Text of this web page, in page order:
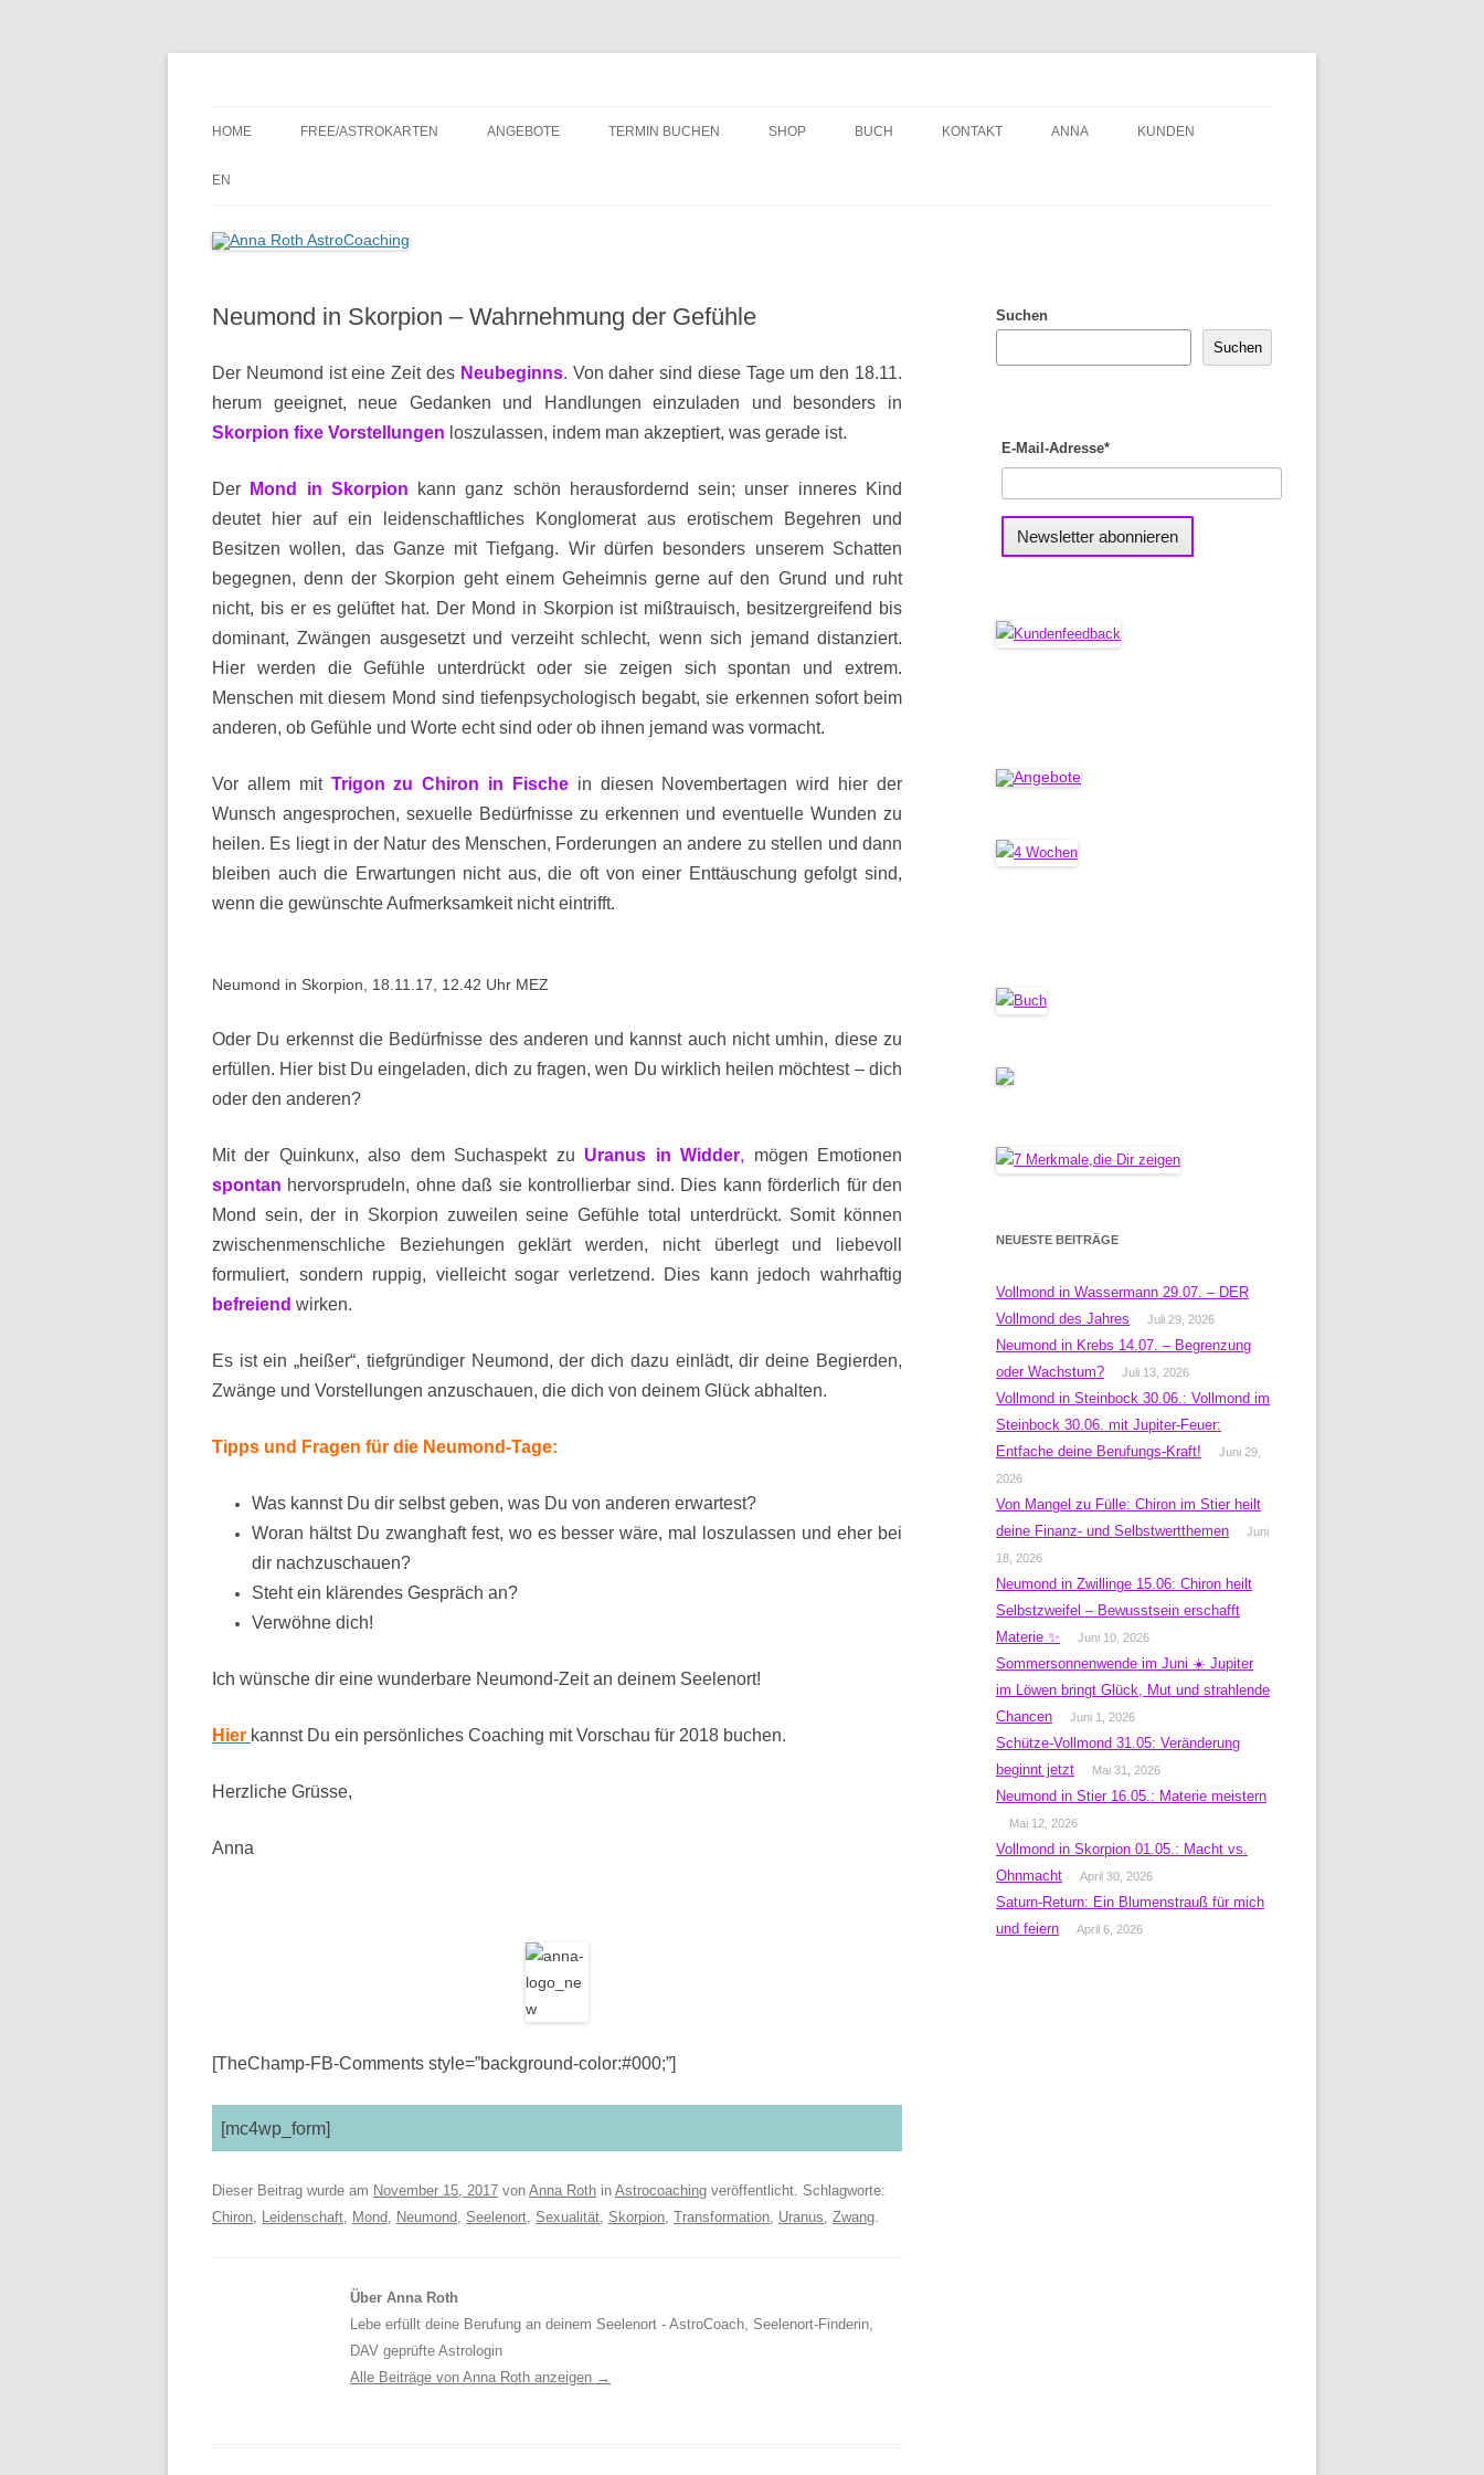
Inhalt
HOME FREE/ASTROKARTEN ANGEBOTE TERMIN BUCHEN SHOP BUCH KONTAKT ANNA KUNDEN
EN
Neumond in Skorpion – Wahrnehmung der Gefühle
Der Neumond ist eine Zeit des Neubeginns. Von daher sind diese Tage um den 18.11.
herum geeignet, neue Gedanken und Handlungen einzuladen und besonders in
Skorpion fixe Vorstellungen loszulassen, indem man akzeptiert, was gerade ist.
Der Mond in Skorpion kann ganz schön herausfordernd sein; unser inneres Kind
deutet hier auf ein leidenschaftliches Konglomerat aus erotischem Begehren und
Besitzen wollen, das Ganze mit Tiefgang. Wir dürfen besonders unserem Schatten
begegnen, denn der Skorpion geht einem Geheimnis gerne auf den Grund und ruht
nicht, bis er es gelüftet hat. Der Mond in Skorpion ist mißtrauisch, besitzergreifend bis
dominant, Zwängen ausgesetzt und verzeiht schlecht, wenn sich jemand distanziert.
Hier werden die Gefühle unterdrückt oder sie zeigen sich spontan und extrem.
Menschen mit diesem Mond sind tiefenpsychologisch begabt, sie erkennen sofort beim
anderen, ob Gefühle und Worte echt sind oder ob ihnen jemand was vormacht.
Vor allem mit Trigon zu Chiron in Fischein diesen Novembertagen wird hier der
Wunsch angesprochen, sexuelle Bedürfnisse zu erkennen und eventuelle Wunden zu
heilen. Es liegt in der Natur des Menschen, Forderungen an andere zu stellen und dann
bleiben auch die Erwartungen nicht aus, die oft von einer Enttäuschung gefolgt sind,
wenn die gewünschte Aufmerksamkeit nicht eintrifft.
Neumond in Skorpion, 18.11.17, 12.42 Uhr MEZ
Oder Du erkennst die Bedürfnisse des anderen und kannst auch nicht umhin, diese zu
erfüllen. Hier bist Du eingeladen, dich zu fragen, wen Du wirklich heilen möchtest – dich
oder den anderen?
Mit der Quinkunx, also dem Suchaspekt zu Uranus in Widder, mögen Emotionen
spontan hervorsprudeln, ohne daß sie kontrollierbar sind. Dies kann förderlich für den
Mond sein, der in Skorpion zuweilen seine Gefühle total unterdrückt. Somit können
zwischenmenschliche Beziehungen geklärt werden, nicht überlegt und liebevoll
formuliert, sondern ruppig, vielleicht sogar verletzend. Dies kann jedoch wahrhaftig
befreiend wirken.
Es ist ein „heißer“, tiefgründiger Neumond, der dich dazu einlädt, dir deine Begierden,
Zwänge und Vorstellungen anzuschauen, die dich von deinem Glück abhalten.
Tipps und Fragen für die Neumond-Tage:
Was kannst Du dir selbst geben, was Du von anderen erwartest?
Woran hältst Du zwanghaft fest, wo es besser wäre, mal loszulassen und eher bei
dir nachzuschauen?
Steht ein klärendes Gespräch an?
Verwöhne dich!
Ich wünsche dir eine wunderbare Neumond-Zeit an deinem Seelenort!
Hier kannst Du ein persönliches Coaching mit Vorschau für 2018 buchen.
Herzliche Grüsse,
Anna
[TheChamp-FB-Comments style=”background-color:#000;”]
[mc4wp_form]
Dieser Beitrag wurde am November 15, 2017 von Anna Roth in Astrocoaching veröffentlicht. Schlagworte:
Chiron, Leidenschaft, Mond, Neumond, Seelenort, Sexualität, Skorpion, Transformation, Uranus, Zwang.
Über Anna Roth
Lebe erfüllt deine Berufung an deinem Seelenort - AstroCoach, Seelenort-Finderin,
DAV geprüfte Astrologin
Alle Beiträge von Anna Roth anzeigen →
Suchen
Suchen
E-Mail-Adresse*
NEUESTE BEITRÄGE
Vollmond in Wassermann 29.07. – DER
Vollmond des Jahres
Juli 29, 2026
Neumond in Krebs 14.07. – Begrenzung
oder Wachstum?
Juli 13, 2026
Vollmond in Steinbock 30.06.: Vollmond im
Steinbock 30.06. mit Jupiter-Feuer:
Entfache deine Berufungs-Kraft!
Juni 29,
2026
Von Mangel zu Fülle: Chiron im Stier heilt
deine Finanz- und Selbstwertthemen
Juni
18, 2026
Neumond in Zwillinge 15.06: Chiron heilt
Selbstzweifel – Bewusstsein erschafft
Materie ✨
Juni 10, 2026
Sommersonnenwende im Juni ☀️ Jupiter
im Löwen bringt Glück, Mut und strahlende
Chancen
Juni 1, 2026
Schütze-Vollmond 31.05: Veränderung
beginnt jetzt
Mai 31, 2026
Neumond in Stier 16.05.: Materie meistern
Mai 12, 2026
Vollmond in Skorpion 01.05.: Macht vs.
Ohnmacht
April 30, 2026
Saturn-Return: Ein Blumenstrauß für mich
und feiern
April 6, 2026